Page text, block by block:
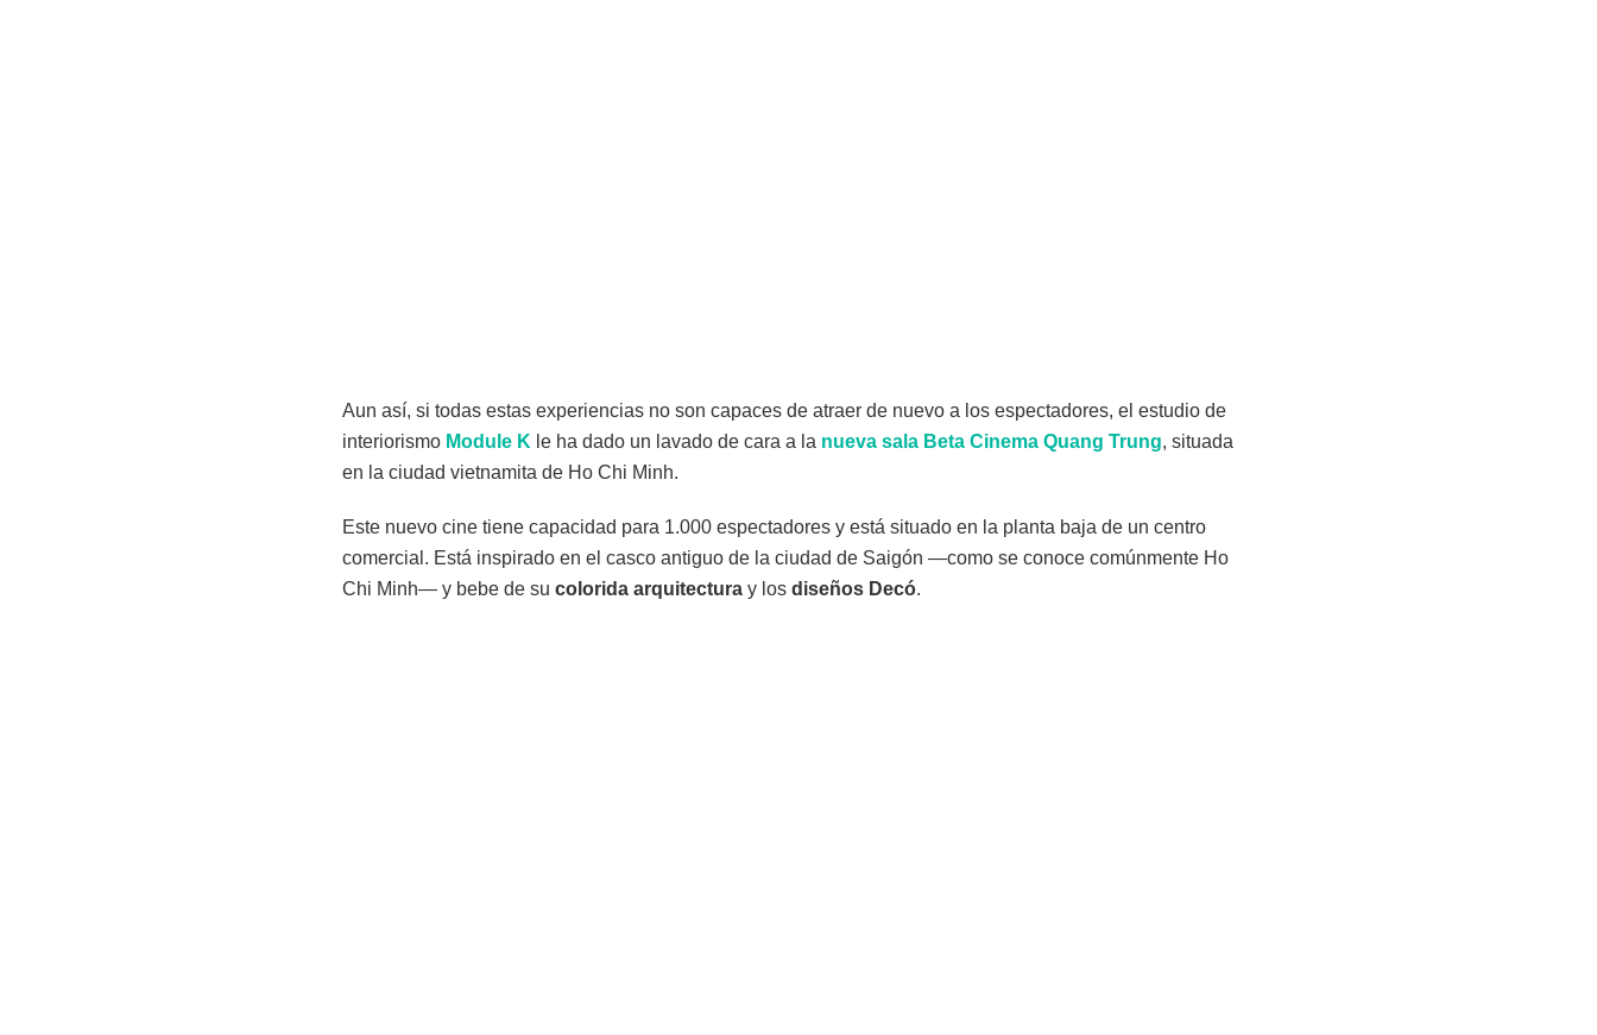
Aun así, si todas estas experiencias no son capaces de atraer de nuevo a los espectadores, el estudio de
interiorismo Module K le ha dado un lavado de cara a la nueva sala Beta Cinema Quang Trung, situada
en la ciudad vietnamita de Ho Chi Minh.
Este nuevo cine tiene capacidad para 1.000 espectadores y está situado en la planta baja de un centro
comercial. Está inspirado en el casco antiguo de la ciudad de Saigón —como se conoce comúnmente Ho
Chi Minh— y bebe de su colorida arquitectura y los diseños Decó.